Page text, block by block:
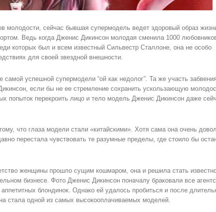
молодости, сейчас бывшая супермодель ведет здоровый образ
Ведь когда Дженис Дикинсон молодая сменила 1000
которых был и всем известный Сильвестр Сталлоне, она не особо
для своей звездной внешности.
самой успешной супермодели “ой как недолог”. Та же участь
если бы не ее стремление сохранить ускользающую
попыток перекроить лицо и тело модель Дженис Дикинсон даже
что глаза модели стали «китайскими». Хотя сама она очень
перестала чувствовать те разумные пределы, где стоило бы
женщины прошло сущим кошмаром, она и решила стать
бизнесе. Фото Дженис Дикинсон поначалу браковали все
блондинок. Однако ей удалось пробиться и после
стала одной из самых высокооплачиваемых моделей.